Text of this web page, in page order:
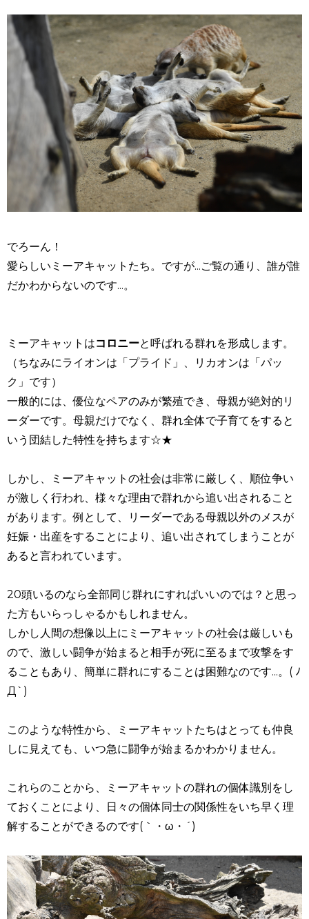
でろーん！
愛らしいミーアキャットたち。ですが...ご覧の通り、 誰が誰
だかわからないのです...。
ミーアキャットはコロニーと呼ばれる群れを形成します。
（ちなみにライオンは「プライド」、リカオンは「パッ
ク」です）
一般的には、優位なペアのみが繁殖でき、母親が絶対的リ
ーダーです。母親だけでなく、群れ全体で子育てをすると
いう団結した特性を持ちます☆★
しかし、
ミーアキャットの社会は非常に厳しく、順位争い
が激しく行われ 、様々な理由で群れから追い出されること
があります。例として、リーダーである母親以外のメスが
妊娠・出産をすることにより、追い出されてしまうことが
あると言われています。
20頭いるのなら全部同じ群れにすればいいのでは？と思っ
た方もいらっしゃるかもしれません。
しかし人間の想像以上にミーアキャットの社会は厳しいも
ので、激しい闘争が始まると相手が死に至るまで攻撃をす
ることもあり、簡単に群れにすることは困難なのです...。( ﾉ
Д`)
このような特性から、ミーアキャットたちはとっても仲良
しに見えても、いつ急に闘争が始まるかわかりません。
これらのことから、ミーアキャットの群れの個体識別をし
ておくことにより、日々の個体同士の関係性をいち早く理
解することができるのです(｀・ω・´)